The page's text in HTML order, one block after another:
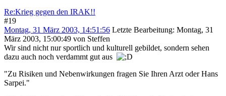
Re:Krieg gegen den IRAK!!
#19
Montag, 31 März 2003, 14:51:56 Letzte Bearbeitung: Montag, 31
März 2003, 15:00:49 von Steffen
Wir sind nicht nur sportlich und kulturell gebildet, sondern sehen
dazu auch noch verdammt gut aus
"Zu Risiken und Nebenwirkungen fragen Sie Ihren Arzt oder Hans
Sarpei."